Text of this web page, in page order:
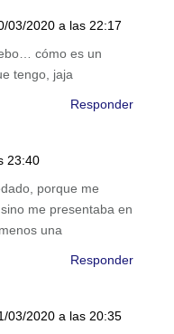
03/2020 a las 22:17
cómo es un
tengo, jaja
Responder
23:40
porque me
me presentaba en
una
Responder
03/2020 a las 20:35